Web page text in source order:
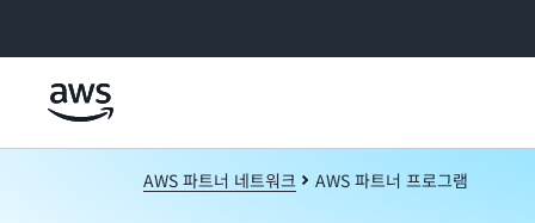
AWS 파트너 네트워크 AWS 파트너 프로그램